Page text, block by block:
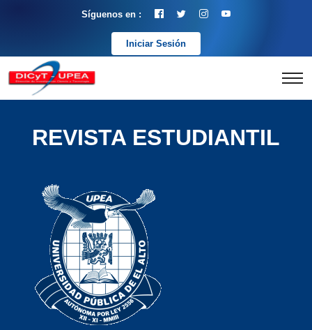
Síguenos en :
Iniciar Sesión
REVISTA ESTUDIANTIL